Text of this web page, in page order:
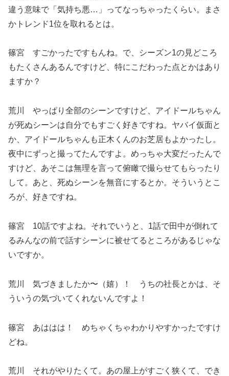
違う意味で「気持ち悪…」ってなっちゃったくらい。まさ
かトレンド1位を取れるとは。
篠宮 すごかったですもんね。で、シーズン1の見どころ
もたくさんあるんですけど、特にこだわった点とかはあり
ますか？
荒川 やっぱり全部のシーンですけど、アイドールちゃん
が死ぬシーンは自分でもすごく好きですね。ヤバイ仮面と
か、アイドールちゃんも正木くんのお芝居もよかったし。
夜中にずっと撮ってたんですよ。めっちゃ大変だったんで
すけど、あそこは無理を言って俯瞰で撮らせてもらったり
して。あと、死ぬシーンを無音にするとか。そういうとこ
ろが、好きですね。
篠宮 10話ですよね。それでいうと、1話で田中が倒れて
るみんなの前で話すシーンに被せてるところがあるじゃな
いですか。
荒川 気づきましたか〜（嬉）！ うちの社長とかは、そ
ういうの気づいてくれないんですよ！
篠宮 あははは！ めちゃくちゃわかりやすかったですけ
どね。
荒川 それがやりたくて。あの屋上がすごく狭くて、でき